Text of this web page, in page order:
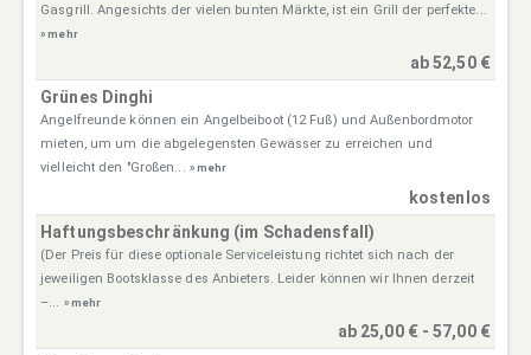
Gasgrill. Angesichts der vielen bunten Märkte, ist ein Grill der perfekte...
» mehr
ab 52,50 €
Grünes Dinghi
Angelfreunde können ein Angelbeiboot (12 Fuß) und Außenbordmotor
mieten, um um die abgelegensten Gewässer zu erreichen und
vielleicht den "Großen... » mehr
kostenlos
Haftungsbeschränkung (im Schadensfall)
(Der Preis für diese optionale Serviceleistung richtet sich nach der
jeweiligen Bootsklasse des Anbieters. Leider können wir Ihnen derzeit
–... » mehr
ab 25,00 € - 57,00 €